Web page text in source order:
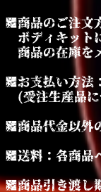
■商品のご注文
ボディキット
商品の在庫を
■お支払い方法
(受注生産品に
■商品代金以外
■送料：各商品
■商品引き渡し